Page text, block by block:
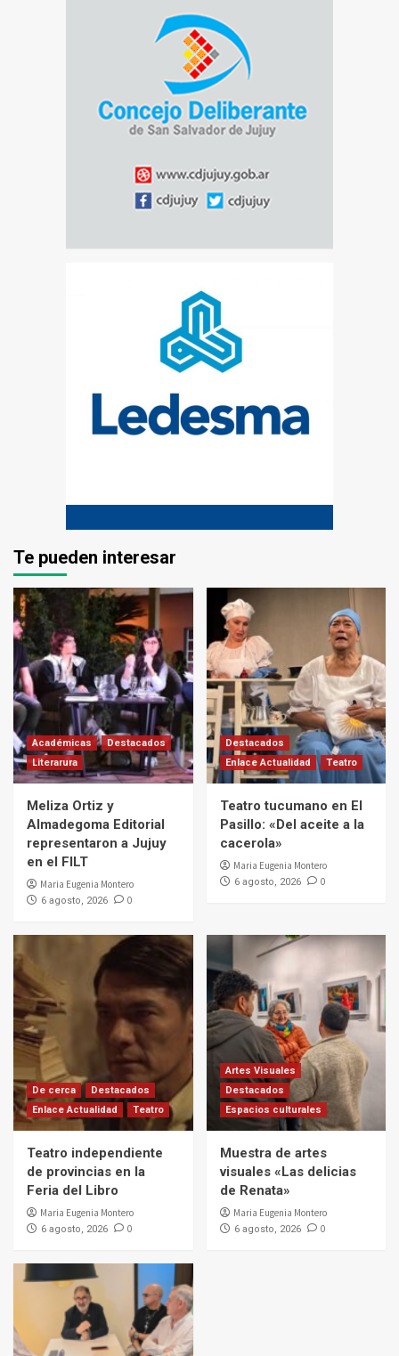
Te pueden interesar
Académicas
Destacados
Literarura
Meliza Ortiz y
Almadegoma Editorial
representaron a Jujuy
en el FILT
Maria Eugenia Montero
6 agosto, 2026 0
Destacados
Enlace Actualidad
Teatro
Teatro tucumano en El
Pasillo: «Del aceite a la
cacerola»
Maria Eugenia Montero
6 agosto, 2026 0
De cerca
Destacados
Enlace Actualidad
Teatro
Teatro independiente
de provincias en la
Feria del Libro
Maria Eugenia Montero
6 agosto, 2026 0
Artes Visuales
Destacados
Espacios culturales
Muestra de artes
visuales «Las delicias
de Renata»
Maria Eugenia Montero
6 agosto, 2026 0